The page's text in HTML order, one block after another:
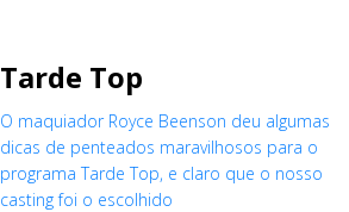
Tarde Top
O maquiador Royce Beenson deu algumas
dicas de penteados maravilhosos para o
programa Tarde Top, e claro que o nosso
casting foi o escolhido